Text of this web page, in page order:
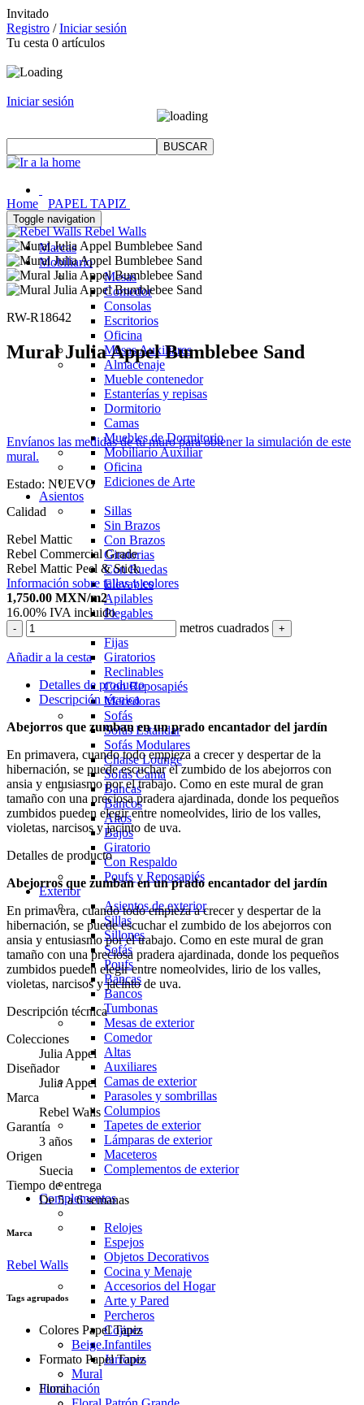
Invitado
Registro /Iniciar sesión
Tu cesta 0 artículos
Iniciar sesión
Toggle navigation
Marcas
Mobiliario
Mesas
Comedor
Consolas
Escritorios
Oficina
Mesas Auxiliares
Almacenaje
Mueble contenedor
Estanterías y repisas
Dormitorio
Camas
Muebles de Dormitorio
Mobiliario Auxiliar
Oficina
Ediciones de Arte
Asientos
Sillas
Sin Brazos
Con Brazos
Giratorias
Con Ruedas
Elevables
Apilables
Plegables
Fijas
Giratorios
Reclinables
Con Reposapiés
Mecedoras
Sofás
Sofás Estándar
Sofás Modulares
Chaise Lounge
Sofás Cama
Bancas
Bancos
Altos
Bajos
Giratorio
Con Respaldo
Poufs y Reposapiés
Exterior
Asientos de exterior
Sillas
Sillones
Sofás
Poufs
Bancas
Bancos
Tumbonas
Mesas de exterior
Comedor
Altas
Auxiliares
Camas de exterior
Parasoles y sombrillas
Columpios
Tapetes de exterior
Lámparas de exterior
Maceteros
Complementos de exterior
Complementos
Relojes
Espejos
Objetos Decorativos
Cocina y Menaje
Accesorios del Hogar
Arte y Pared
Percheros
Cojines
Infantiles
Jarrones
Iluminación
Home
PAPEL TAPIZ
Rebel Walls
RW-R18642
Mural Julia Appel Bumblebee Sand
Envíanos las medidas de tu muro para obtener la simulación de este
mural.
Estado: NUEVO
Calidad
Rebel Mattic
Rebel Commercial Grade
Rebel Mattic Peel & Stick
Información sobre tallas y colores
1,750.00 MXN/m2
16.00% IVA incluido
- metros cuadrados +
Añadir a la cesta
Detalles de producto
Descripción técnica
Abejorros que zumban en un prado encantador del jardín
En primavera, cuando todo empieza a crecer y despertar de la
hibernación, se puede escuchar el zumbido de los abejorros con
ansia y entusiasmo por el trabajo. Como en este mural de gran
tamaño con una preciosa pradera ajardinada, donde los pequeños
zumbidos pueden elegir entre nomeolvides, lirio de los valles,
violetas, narcisos y jacinto de uva.
Detalles de producto
Abejorros que zumban en un prado encantador del jardín
En primavera, cuando todo empieza a crecer y despertar de la
hibernación, se puede escuchar el zumbido de los abejorros con
ansia y entusiasmo por el trabajo. Como en este mural de gran
tamaño con una preciosa pradera ajardinada, donde los pequeños
zumbidos pueden elegir entre nomeolvides, lirio de los valles,
violetas, narcisos y jacinto de uva.
Descripción técnica
Colecciones
Julia Appel
Diseñador
Julia Appel
Marca
Rebel Walls
Garantía
3 años
Origen
Suecia
Tiempo de entrega
De 5 a 6 semanas
Marca
Rebel Walls
Tags agrupados
Colores Papel Tapiz
Beige.
Formato Papel Tapiz
Mural
Floral